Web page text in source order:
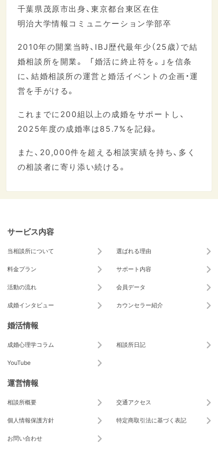
千葉県茂原市出身、東京都台東区在住
明治大学情報コミュニケーション学部卒
2010年の開業当時、IBJ歴代最年少（25歳）で結
婚相談所を開業。 「婚活に終止符を。」を信条
に、結婚相談所の運営と婚活イベントの企画・運
営を手がける。
これまでに200組以上の成婚をサポートし、
2025年度の成婚率は85.7%を記録。
また、20,000件を超える相談実績を持ち、多く
の相談者に寄り添い続ける。
サービス内容
当相談所について 選ばれる理由
料金プラン サポート内容
活動の流れ 会員データ
成婚インタビュー カウンセラー紹介
婚活情報
成婚心理学コラム 相談所日記
YouTube
運営情報
相談所概要 交通アクセス
個人情報保護方針 特定商取引法に基づく表記
お問い合わせ